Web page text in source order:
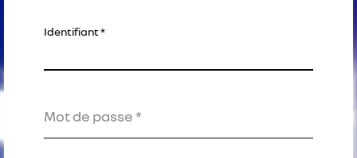
Identifiant
Mot de passe